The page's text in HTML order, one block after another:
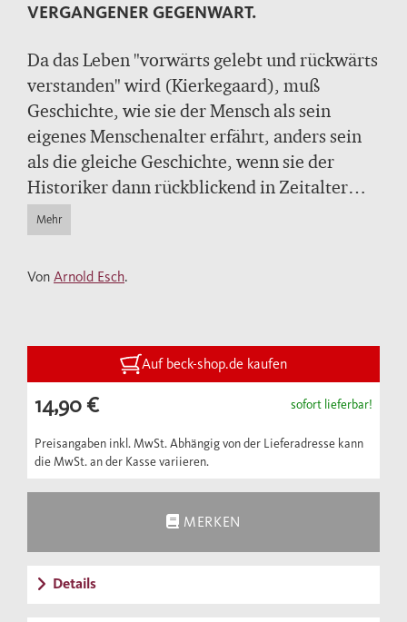
VERGANGENER GEGENWART.
Da das Leben "vorwärts gelebt und rückwärts
verstanden" wird (Kierkegaard), muß
Geschichte, wie sie der Mensch als sein
eigenes Menschenalter erfährt, anders sein
als die gleiche Geschichte, wenn sie der
Historiker dann rückblickend in Zeitalter
ordnet.
Der Verfasser versucht, diesen Unterschied
mehreren Beiträgen anhand von Quellen des
Sprechen zu bringen.
Mehr
Von Arnold Esch.
Auf beck-shop.de kaufen
14,90 € sofort lieferbar!
Preisangaben inkl. MwSt. Abhängig von der Lieferadresse kann
die MwSt. an der Kasse variieren.
MERKEN
Details